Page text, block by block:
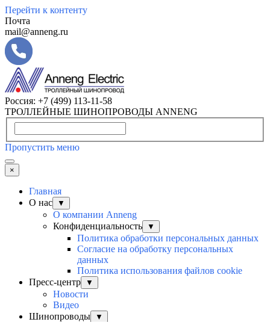
Перейти к контенту
Почта
mail@anneng.ru
Россия: +7 (499) 113-11-58
ТРОЛЛЕЙНЫЕ ШИНОПРОВОДЫ ANNENG
Пропустить меню
×
Главная
О нас
▼
О компании Anneng
Конфиденциальность
▼
Политика обработки персональных данных
Согласие на обработку персональных
данных
Политика использования файлов cookie
Пресс-центр
▼
Новости
Видео
Шинопроводы
▼